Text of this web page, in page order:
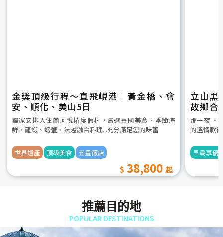
金獎頂級行程～直飛峴港｜黃金橋、會
安、順化、美山5日
獨家安排入住蘭珂悅椿度假村，嚴選異國美食、季節海
鮮、龍蝦、螃蟹、法越融合料理...充分滿足您的味蕾
世界遺產 頂級美食 五星飯店
38,800
立山黒
故鄉合
5日
那一夜 ‧
的溫情款
早鳥享優
推薦目的地
POPULAR DESTINATIONS